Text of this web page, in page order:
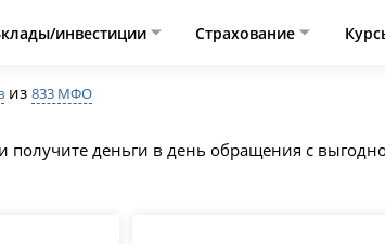
инвестиции Страхование
из 833 МФО
деньги в день обращения с